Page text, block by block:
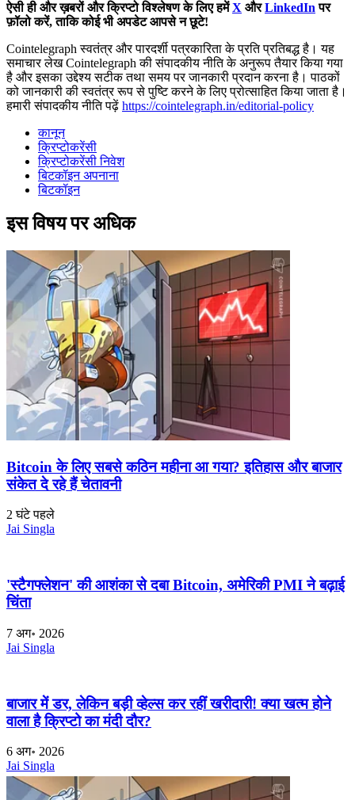
ऐसी ही और ख़बरों और क्रिप्टो विश्लेषण के लिए हमेंX औरLinkedIn पर
फ़ॉलो करें, ताकि कोई भी अपडेट आपसे न छूटे!
Cointelegraph स्वतंत्र और पारदर्शी पत्रकारिता के प्रति प्रतिबद्ध है। यह
समाचार लेख Cointelegraph की संपादकीय नीति के अनुरूप तैयार किया गया
है और इसका उद्देश्य सटीक तथा समय पर जानकारी प्रदान करना है। पाठकों
को जानकारी की स्वतंत्र रूप से पुष्टि करने के लिए प्रोत्साहित किया जाता है।
हमारी संपादकीय नीति पढ़ें https://cointelegraph.in/editorial-policy
कानून
क्रिप्टोकरेंसी
क्रिप्टोकरेंसी निवेश
बिटकॉइन अपनाना
बिटकॉइन
इस विषय पर अधिक
Bitcoin के लिए सबसे कठिन महीना आ गया? इतिहास और बाजार
संकेत दे रहे हैं चेतावनी
2 घंटे पहले
Jai Singla
'स्टैगफ्लेशन' की आशंका से दबा Bitcoin, अमेरिकी PMI ने बढ़ाई
चिंता
7 अग॰ 2026
Jai Singla
बाजार में डर, लेकिन बड़ी व्हेल्स कर रहीं खरीदारी! क्या खत्म होने
वाला है क्रिप्टो का मंदी दौर?
6 अग॰ 2026
Jai Singla